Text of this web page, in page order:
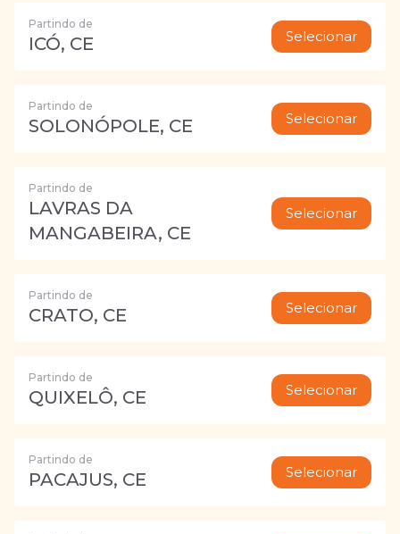
Partindo de
ICÓ, CE Selecionar
Partindo de
SOLONÓPOLE, CE Selecionar
Partindo de
LAVRAS DA
MANGABEIRA, CE
Selecionar
Partindo de
CRATO, CE Selecionar
Partindo de
QUIXELÔ, CE Selecionar
Partindo de
PACAJUS, CE Selecionar